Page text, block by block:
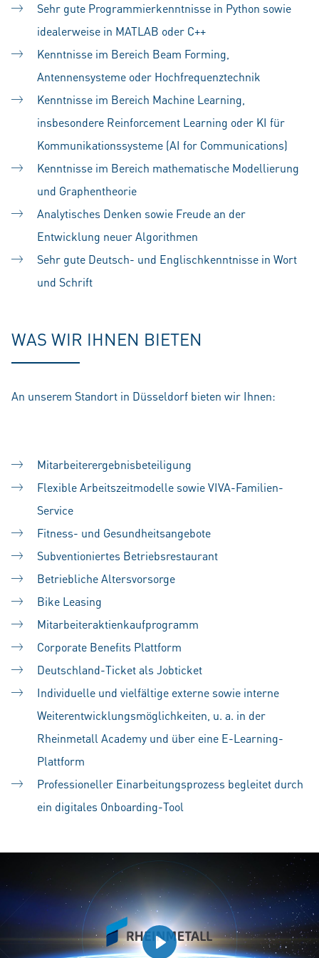
Sehr gute Programmierkenntnisse in Python sowie
idealerweise in MATLAB oder C++
Kenntnisse im Bereich Beam Forming,
Antennensysteme oder Hochfrequenztechnik
Kenntnisse im Bereich Machine Learning,
insbesondere Reinforcement Learning oder KI für
Kommunikationssysteme (AI for Communications)
Kenntnisse im Bereich mathematische Modellierung
und Graphentheorie
Analytisches Denken sowie Freude an der
Entwicklung neuer Algorithmen
Sehr gute Deutsch- und Englischkenntnisse in Wort
und Schrift
WAS WIR IHNEN BIETEN
An unserem Standort in Düsseldorf bieten wir Ihnen:
Mitarbeiterergebnisbeteiligung
Flexible Arbeitszeitmodelle sowie VIVA-Familien-
Service
Fitness- und Gesundheitsangebote
Subventioniertes Betriebsrestaurant
Betriebliche Altersvorsorge
Bike Leasing
Mitarbeiteraktienkaufprogramm
Corporate Benefits Plattform
Deutschland-Ticket als Jobticket
Individuelle und vielfältige externe sowie interne
Weiterentwicklungsmöglichkeiten, u. a. in der
Rheinmetall Academy und über eine E-Learning-
Plattform
Professioneller Einarbeitungsprozess begleitet durch
ein digitales Onboarding-Tool